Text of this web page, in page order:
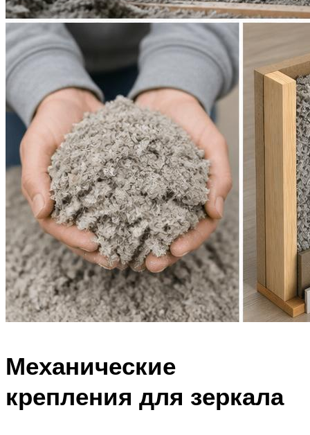
Механические
крепления для зеркала